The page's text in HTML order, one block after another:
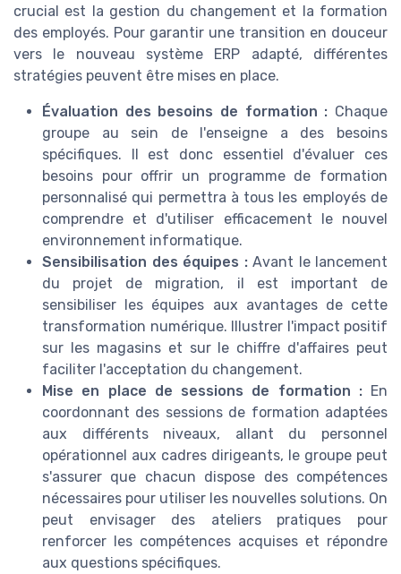
crucial est la gestion du changement et la formation
des employés. Pour garantir une transition en douceur
vers le nouveau système ERP adapté, différentes
stratégies peuvent être mises en place.
Évaluation des besoins de formation : Chaque
groupe au sein de l'enseigne a des besoins
spécifiques. Il est donc essentiel d'évaluer ces
besoins pour offrir un programme de formation
personnalisé qui permettra à tous les employés de
comprendre et d'utiliser efficacement le nouvel
environnement informatique.
Sensibilisation des équipes :Avant le lancement
du projet de migration, il est important de
sensibiliser les équipes aux avantages de cette
transformation numérique. Illustrer l'impact positif
sur les magasins et sur le chiffre d'affaires peut
faciliter l'acceptation du changement.
Mise en place de sessions de formation :En
coordonnant des sessions de formation adaptées
aux différents niveaux, allant du personnel
opérationnel aux cadres dirigeants, le groupe peut
s'assurer que chacun dispose des compétences
nécessaires pour utiliser les nouvelles solutions. On
peut envisager des ateliers pratiques pour
renforcer les compétences acquises et répondre
aux questions spécifiques.